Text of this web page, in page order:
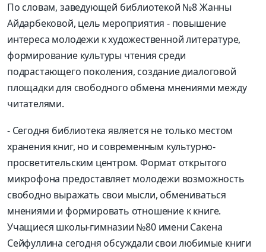
По словам, заведующей библиотекой №8 Жанны
Айдарбековой, цель мероприятия - повышение
интереса молодежи к художественной литературе,
формирование культуры чтения среди
подрастающего поколения, создание диалоговой
площадки для свободного обмена мнениями между
читателями.
- Сегодня библиотека является не только местом
хранения книг, но и современным культурно-
просветительским центром. Формат открытого
микрофона предоставляет молодежи возможность
свободно выражать свои мысли, обмениваться
мнениями и формировать отношение к книге.
Учащиеся школы-гимназии №80 имени Сакена
Сейфуллина сегодня обсуждали свои любимые книги